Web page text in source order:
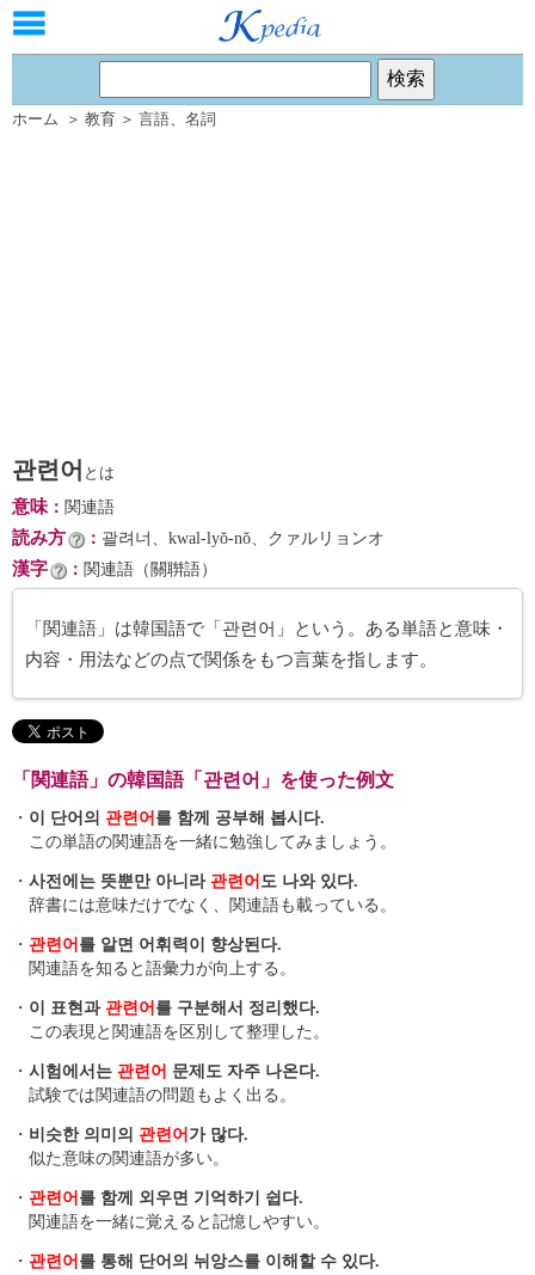
ホーム ＞ 教育 ＞ 言語、 名詞
관련어 とは
意味： 関連語
読み方 ： 괄려너、kwal-lyŏ-nŏ、クァルリョンオ
漢字 ： 関連語（關聨語）
「関連語」は韓国語で「관련어」という。ある単語と意味・
内容・用法などの点で関係をもつ言葉を指します。
「関連語」の韓国語「관련어」を使った例文
・ 이 단어의 관련어 를 함께 공부해 봅시다.
この単語の関連語を一緒に勉強してみましょう。
・ 사전에는 뜻뿐만 아니라 관련어 도 나와 있다.
辞書には意味だけでなく、関連語も載っている。
・ 관련어 를 알면 어휘력이 향상된다.
関連語を知ると語彙力が向上する。
・ 이 표현과 관련어 를 구분해서 정리했다.
この表現と関連語を区別して整理した。
・ 시험에서는 관련어 문제도 자주 나온다.
試験では関連語の問題もよく出る。
・ 비슷한 의미의 관련어 가 많다.
似た意味の関連語が多い。
・ 관련어 를 함께 외우면 기억하기 쉽다.
関連語を一緒に覚えると記憶しやすい。
・ 관련어 를 통해 단어의 뉘앙스를 이해할 수 있다.